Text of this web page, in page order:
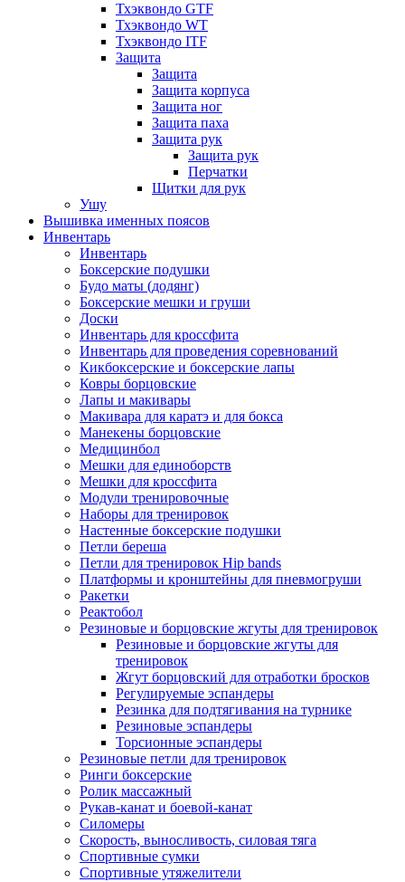
Тхэквондо GTF
Тхэквондо WT
Тхэквондо ITF
Защита
Защита
Защита корпуса
Защита ног
Защита паха
Защита рук
Защита рук
Перчатки
Щитки для рук
Ушу
Вышивка именных поясов
Инвентарь
Инвентарь
Боксерские подушки
Будо маты (додянг)
Боксерские мешки и груши
Доски
Инвентарь для кроссфита
Инвентарь для проведения соревнований
Кикбоксерские и боксерские лапы
Ковры борцовские
Лапы и макивары
Макивара для каратэ и для бокса
Манекены борцовские
Медицинбол
Мешки для единоборств
Мешки для кроссфита
Модули тренировочные
Наборы для тренировок
Настенные боксерские подушки
Петли береша
Петли для тренировок Hip bands
Платформы и кронштейны для пневмогруши
Ракетки
Реактобол
Резиновые и борцовские жгуты для тренировок
Резиновые и борцовские жгуты для
тренировок
Жгут борцовский для отработки бросков
Регулируемые эспандеры
Резинка для подтягивания на турнике
Резиновые эспандеры
Торсионные эспандеры
Резиновые петли для тренировок
Ринги боксерские
Ролик массажный
Рукав-канат и боевой-канат
Силомеры
Скорость, выносливость, силовая тяга
Спортивные сумки
Спортивные утяжелители